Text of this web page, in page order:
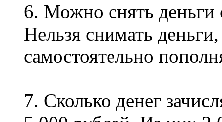
6. Можно снять деньги
Нельзя снимать
самостоятельно
7. Сколько денег